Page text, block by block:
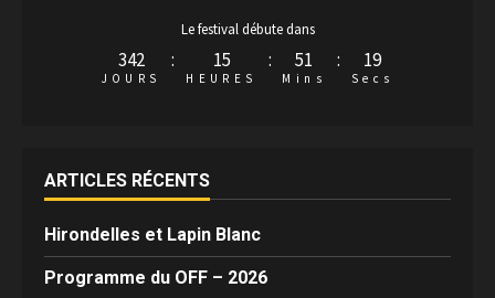
Le festival débute dans
342
JOURS
: 15
HEURES
: 51
Mins
: 18
Secs
ARTICLES RÉCENTS
Hirondelles et Lapin Blanc
Programme du OFF – 2026